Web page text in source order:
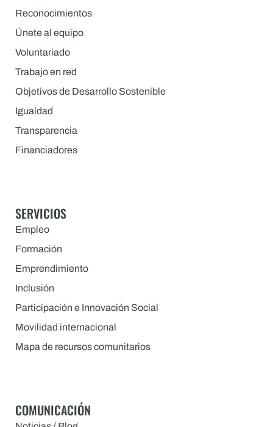
Reconocimientos
Únete al equipo
Voluntariado
Trabajo en red
Objetivos de Desarrollo Sostenible
Igualdad
Transparencia
Financiadores
SERVICIOS
Empleo
Formación
Emprendimiento
Inclusión
Participación e Innovación Social
Movilidad internacional
Mapa de recursos comunitarios
COMUNICACIÓN